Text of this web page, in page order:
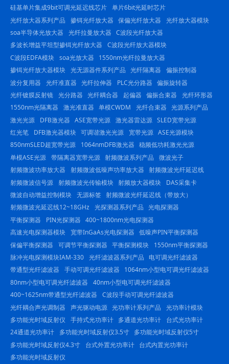
硅基单片集成9bit可调光延迟线芯片 单片6bit光延时芯片
光纤放大器系列产品
掺铒光纤放大器 保偏光纤放大器
光纤放大器模块
soa半导体光放大器
光纤拉曼放大器 C波段光纤放大器
多波长增益平坦型掺铒光纤放大器
C波段光纤放大器模块
C波段EDFA模块 soa光放大器
1550nm光纤拉曼放大器
掺铒光纤放大器模块 光无源器件系列产品 光纤隔离器
偏振控制器
波分复用器
光纤准直器 光纤拉伸器 PLC光分路器
偏振旋转器
光纤镀膜反射镜 光分路器 光纤耦合器 起偏器 偏振合束器
光纤环形器
1550nm光隔离器
激光准直器 单模CWDM 光纤合束器
光源系列产品
激光光源
DFB激光器 ASE宽带光源 激光器雷达源 SLED宽带光源
红光笔
DFB激光器模块 可调谐激光光源 宽带光源 ASE光源模块
850nmSLED超宽带光源
1064nmDFB激光器 稳频低功耗激光光源
单模ASE光源 带隔离器宽带光源 射频微波系列产品
微波光子
射频微波功率放大器
射频微波低噪声功率放大器 射频微波光纤延迟线
射频微波信号源 射频微波光传输模块 射频放大器模块
DAS采集卡
微波自动增益控制模块 无源标签 射频微波光纤延迟线（带放大）
射频微波光延迟线12~18GHz 光探测器系列产品 光电探测器
平衡探测器
PIN光探测器 400~1800nm光电探测器
高速光电探测器模块
宽带InGaAs光电探测器 低噪声PIN平衡探测器
保偏平衡探测器
可调节平衡探测器 平衡探测模块
1550nm平衡探测器
脉冲光电探测模块IAM-330 光纤滤波器系列产品
电可调光纤滤波器
带通型光纤滤波器
手动可调光纤滤波器
1064nm小型电可调光纤滤波器
80nm小型电可调光纤滤波器
40nm小型电可调光纤滤波器
400~1625nm带通型光纤滤波器
C波段手动可调光纤滤波器
光纤耦合声光调制器
声光驱动电源 光功率计系列产品
光功率计模块
多功能光时域反射仪
手持式光功率计 多通道光功率计
台式光功率计
24通道光功率计
多功能光时域反射仪3.5寸
多功能光时域反射仪5寸
多功能光时域反射仪4.3寸
台式外置光功率计
台式内置光功率计
多功能光时域反射仪